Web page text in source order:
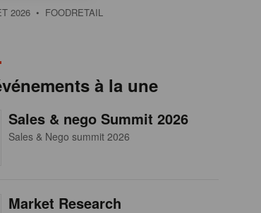
2026 • FOODRETAIL
à la une
Sales & nego Summit 2026
Sales & Nego summit 2026
Market Research